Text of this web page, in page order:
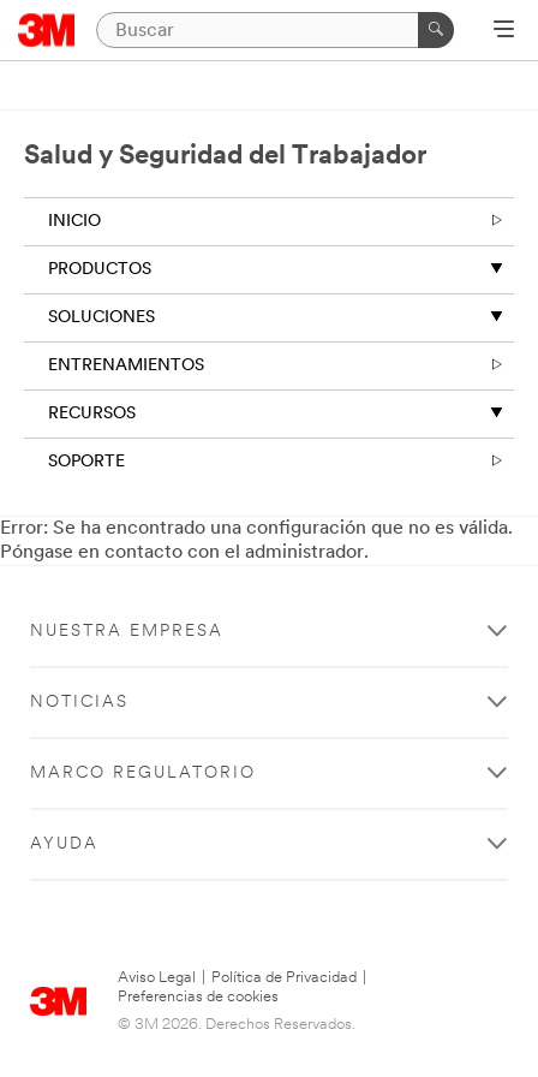
Salud y Seguridad del Trabajador
INICIO
PRODUCTOS
SOLUCIONES
ENTRENAMIENTOS
RECURSOS
SOPORTE
Error: Se ha encontrado una configuración que no es válida.
Póngase en contacto con el administrador.
NUESTRA EMPRESA
NOTICIAS
MARCO REGULATORIO
AYUDA
Aviso Legal Política de Privacidad
Preferencias de cookies
© 3M 2026. Derechos Reservados.